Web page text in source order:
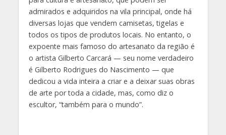
admirados e adquiridos na vila principal, onde há
diversas lojas que vendem camisetas, tigelas e
todos os tipos de produtos locais. No entanto, o
expoente mais famoso do artesanato da região é
o artista Gilberto Carcará — seu nome verdadeiro
é Gilberto Rodrigues do Nascimento — que
dedicou a vida inteira a criar e a deixar suas obras
de arte por toda a cidade, mas, como diz o
escultor, “também para o mundo”.